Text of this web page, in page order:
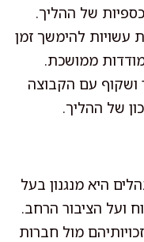
של ההליך.
עשויות להימשך זמן
ממושכת.
ושקוף עם הקבוצה
של ההליך.
היא מנגנון בעל
ועל הציבור הרחב.
מול חברות